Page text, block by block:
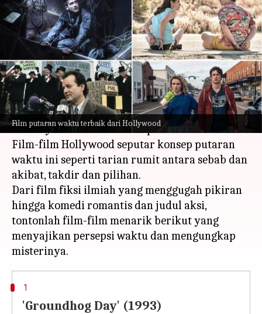
Film putaran waktu terbaik dari Hollywood
Code': 5 film putaran waktu
teratas
Bob Sep 13, 2023 11:49 am
Apa ceritanya
Batasan waktu dan kenyataan diperluas hingga
batasnya dalam dunia film putaran waktu.
Film-film Hollywood seputar konsep putaran
waktu ini seperti tarian rumit antara sebab dan
akibat, takdir dan pilihan.
Dari film fiksi ilmiah yang menggugah pikiran
hingga komedi romantis dan judul aksi,
tontonlah film-film menarik berikut yang
menyajikan persepsi waktu dan mengungkap
1
'Groundhog Day' (1993)